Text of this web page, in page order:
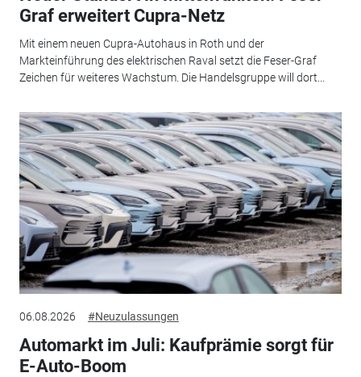
Graf erweitert Cupra-Netz
Mit einem neuen Cupra-Autohaus in Roth und der
Markteinführung des elektrischen Raval setzt die Feser-Graf
Zeichen für weiteres Wachstum. Die Handelsgruppe will dort...
06.08.2026 #Neuzulassungen
Automarkt im Juli: Kaufprämie sorgt für
E-Auto-Boom